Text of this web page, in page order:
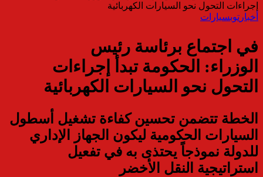
إجراءات التحول نحو السيارات الكهربائية
أخبار توبسيارات
في اجتماع برئاسة رئيس
الوزراء: الحكومة تبدأ إجراءات
التحول نحو السيارات الكهربائية
الخطة تتضمن تحسين كفاءة تشغيل أسطول
السيارات الحكومية ليكون الجهاز الإداري
للدولة نموذجاً يحتذى به في تفعيل
استراتيجية النقل الأخضر